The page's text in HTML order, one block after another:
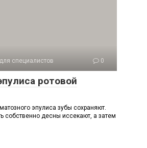
специалистов 0
ротовой
эпулиса зубы сохраняют.
собственно десны иссекают, а затем